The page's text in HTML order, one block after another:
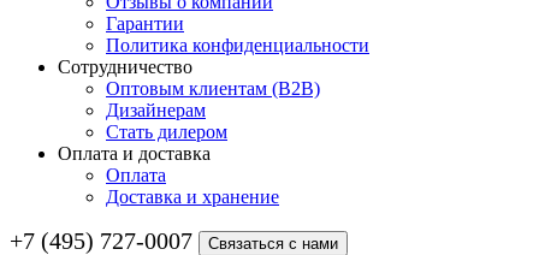
Гарантии
Политика конфиденциальности
Сотрудничество
Оптовым клиентам (В2В)
Дизайнерам
Стать дилером
Оплата и доставка
Оплата
Доставка и хранение
+7 (495) 727-0007
Связаться с нами